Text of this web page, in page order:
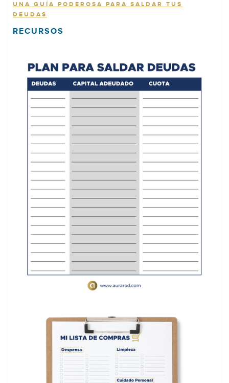
UNA GUÍA PODEROSA PARA SALDAR TUS
DEUDAS
RECURSOS